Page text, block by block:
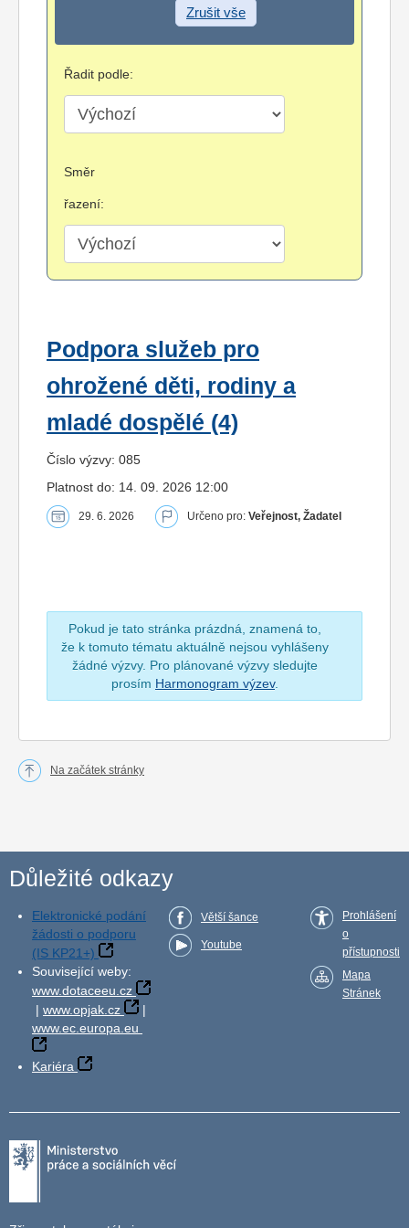
Zrušit vše
Řadit podle:
Směr
řazení:
Podpora služeb pro
ohrožené děti, rodiny a
mladé dospělé (4)
Číslo výzvy: 085
Platnost do: 14. 09. 2026 12:00
29. 6. 2026 Určeno pro: Veřejnost, Žadatel
Pokud je tato stránka prázdná, znamená to,
že k tomuto tématu aktuálně nejsou vyhlášeny
žádné výzvy. Pro plánované výzvy sledujte
prosím Harmonogram výzev.
Na začátek stránky
Důležité odkazy
Elektronické podání
žádosti o podporu
(IS KP21+)
Související weby:
www.dotaceeu.cz
| www.opjak.cz
|
www.ec.europa.eu
Kariéra
Větší šance
Youtube
Prohlášení
o
přístupnosti
Mapa
Stránek